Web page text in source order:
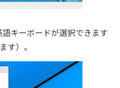
キーボードが選択できます
す）。